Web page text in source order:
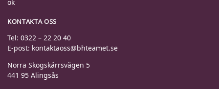
KONTAKTA OSS
Tel: 0322 – 22 20 40
E-post: kontaktaoss@bhteamet.se
Norra Skogskärrsvägen 5
441 95 Alingsås